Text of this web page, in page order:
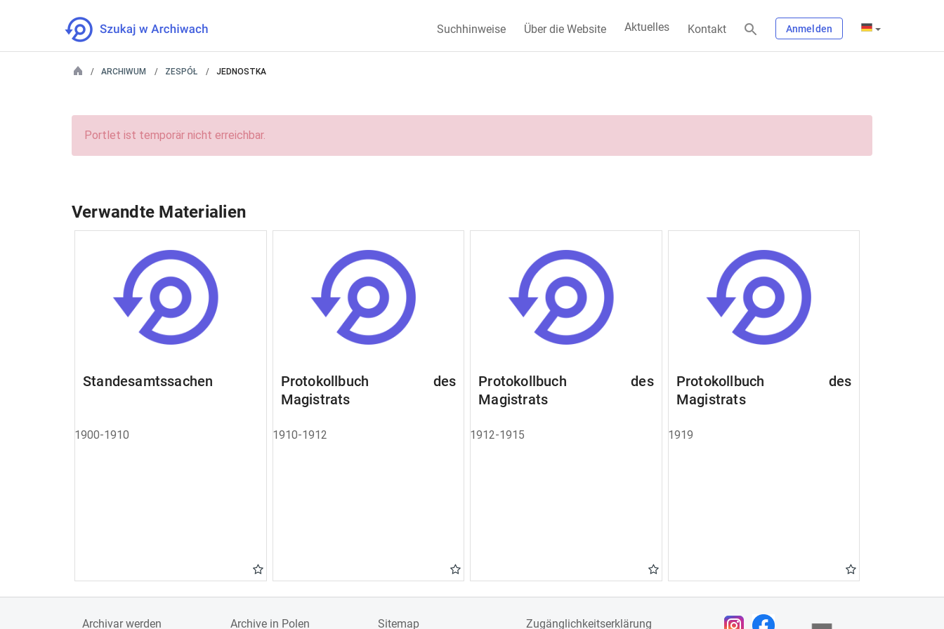
Suchhinweise Über die Website Aktuelles Kontakt Anmelden
ARCHIWUM ZESPÓŁ JEDNOSTKA
Portlet ist temporär nicht erreichbar.
Verwandte Materialien
Standesamtssachen
1900-1910
Protokollbuch des
Magistrats
1910-1912
Protokollbuch des
Magistrats
1912-1915
Protokollbuch des
Magistrats
1919
Archivar werden Archive in Polen Sitemap Zugänglichkeitserklärung